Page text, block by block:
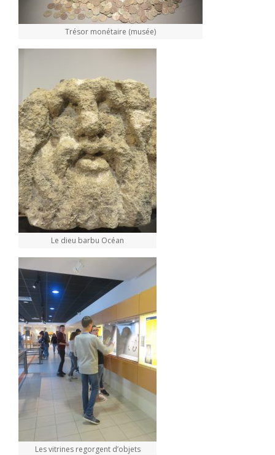
Trésor monétaire (musée)
Le dieu barbu Océan
Les vitrines regorgent d’objets